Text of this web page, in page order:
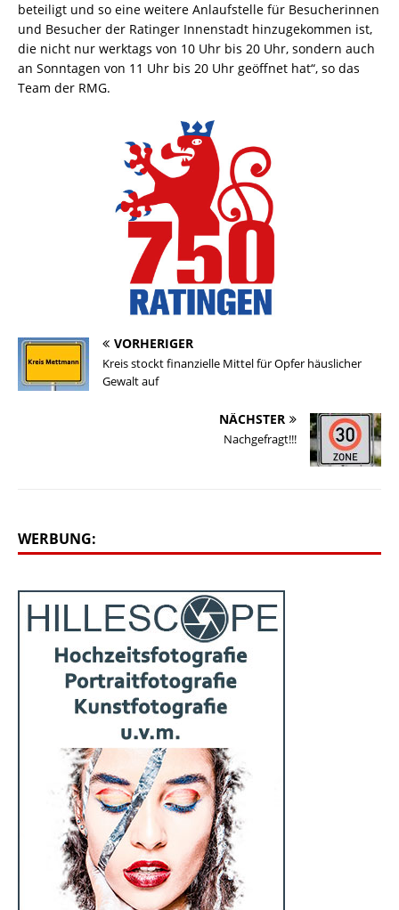
beteiligt und so eine weitere Anlaufstelle für Besucherinnen
und Besucher der Ratinger Innenstadt hinzugekommen ist,
die nicht nur werktags von 10 Uhr bis 20 Uhr, sondern auch
an Sonntagen von 11 Uhr bis 20 Uhr geöffnet hat“, so das
Team der RMG.
VORHERIGER
Kreis stockt finanzielle Mittel für Opfer häuslicher
Gewalt auf
NÄCHSTER
Nachgefragt!!!
WERBUNG: